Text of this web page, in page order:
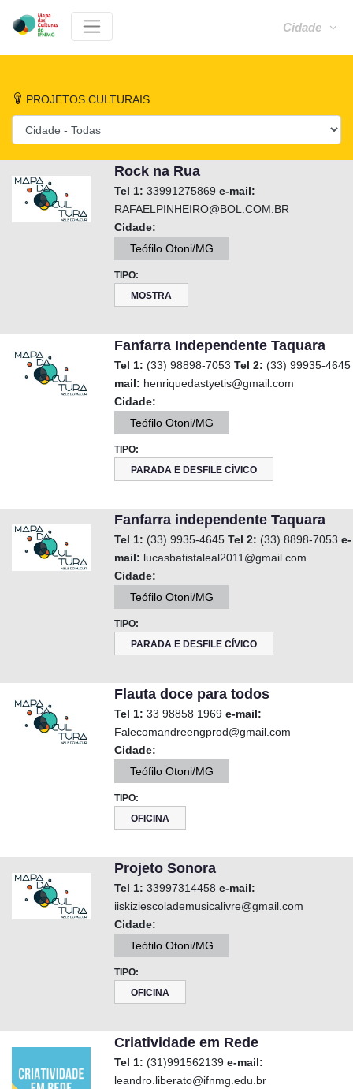
Cidade
PROJETOS CULTURAIS
Rock na Rua
Tel 1: 33991275869 e-mail:
RAFAELPINHEIRO@BOL.COM.BR
Cidade:
Teófilo Otoni/MG
TIPO:
MOSTRA
Fanfarra Independente Taquara
Tel 1: (33) 98898-7053 Tel 2: (33) 99935-4645
mail: henriquedastyetis@gmail.com
Cidade:
Teófilo Otoni/MG
TIPO:
PARADA E DESFILE CÍVICO
Fanfarra independente Taquara
Tel 1: (33) 9935-4645 Tel 2: (33) 8898-7053 e-
mail: lucasbatistaleal2011@gmail.com
Cidade:
Teófilo Otoni/MG
TIPO:
PARADA E DESFILE CÍVICO
Flauta doce para todos
Tel 1: 33 98858 1969 e-mail:
Falecomandreengprod@gmail.com
Cidade:
Teófilo Otoni/MG
TIPO:
OFICINA
Projeto Sonora
Tel 1: 33997314458 e-mail:
iiskiziescolademusicalivre@gmail.com
Cidade:
Teófilo Otoni/MG
TIPO:
OFICINA
Criatividade em Rede
Tel 1: (31)991562139 e-mail:
leandro.liberato@ifnmg.edu.br